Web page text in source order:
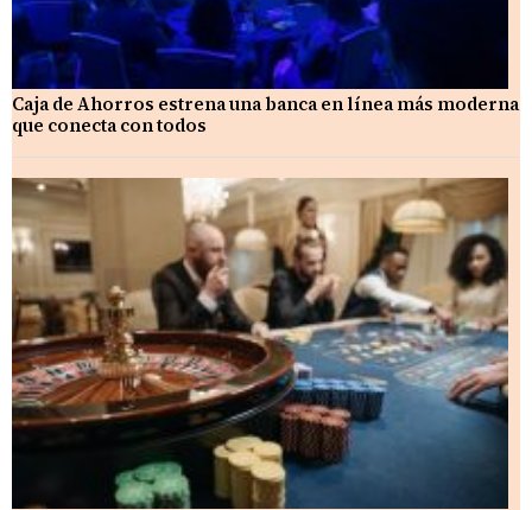
Caja de Ahorros estrena una banca en línea más moderna
que conecta con todos